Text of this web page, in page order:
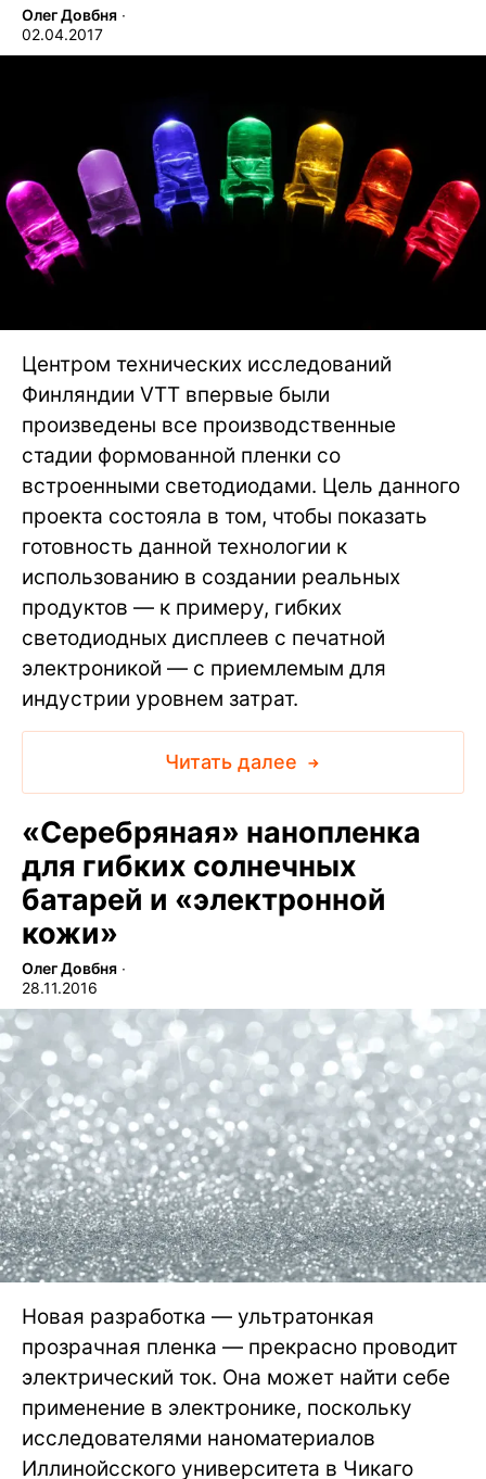
Олег Довбня ∙
02.04.2017
Центром технических исследований
Финляндии VTT впервые были
произведены все производственные
стадии формованной пленки со
встроенными светодиодами. Цель данного
проекта состояла в том, чтобы показать
готовность данной технологии к
использованию в создании реальных
продуктов — к примеру, гибких
светодиодных дисплеев с печатной
электроникой — с приемлемым для
индустрии уровнем затрат.
Читать далее
«Серебряная» нанопленка
для гибких солнечных
батарей и «электронной
кожи»
Олег Довбня ∙
28.11.2016
Новая разработка — ультратонкая
прозрачная пленка — прекрасно проводит
электрический ток. Она может найти себе
применение в электронике, поскольку
исследователями наноматериалов
Иллинойсского университета в Чикаго